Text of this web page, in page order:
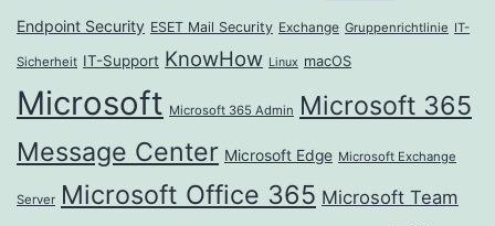
Endpoint Security ESET Mail Security Exchange Gruppenrichtlinie IT-
Sicherheit IT-Support KnowHow Linux macOS
Microsoft Microsoft 365 Admin Microsoft 365
Message Center Microsoft Edge Microsoft Exchange
Server Microsoft Office 365 Microsoft Team